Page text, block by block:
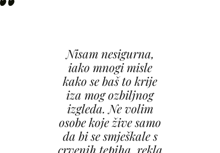
Nisam nesigurna,
iako mnogi misle
kako se baš to krije
iza mog ozbiljnog
izgleda. Ne volim
osobe koje žive samo
da bi se smješkale s
crvenih tepiha, rekla